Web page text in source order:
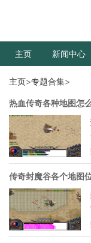
主页 新闻中心
主页>专题合集>
热血传奇各种地图怎
传奇封魔谷各个地图